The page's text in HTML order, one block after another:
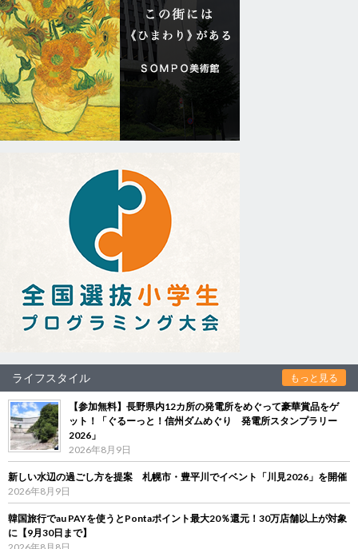
ライフスタイル もっと見る
【参加無料】長野県内12カ所の発電所をめぐって豪華賞品をゲ
ット！「ぐるーっと！信州ダムめぐり 発電所スタンプラリー
2026」
2026年8月9日
新しい水辺の過ごし方を提案 札幌市・豊平川でイベント「川見2026」を開催
2026年8月9日
韓国旅行でau PAYを使うとPontaポイント最大20％還元！30万店舗以上が対象
に【9月30日まで】